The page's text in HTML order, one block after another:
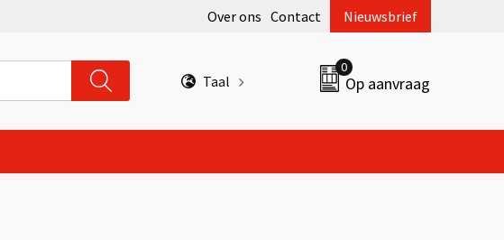
Over ons Contact Nieuwsbrief
Taal
0
Op aanvraag